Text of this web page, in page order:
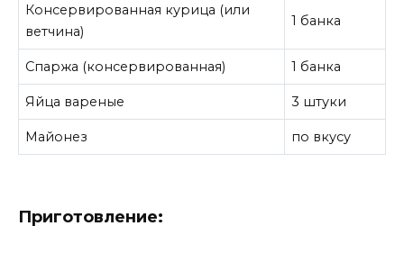
Консервированная курица (или
ветчина)
1 банка
Спаржа (консервированная) 1 банка
Яйца вареные 3 штуки
Майонез по вкусу
Приготовление: